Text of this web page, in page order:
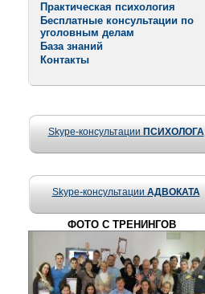
Практическая психология
Бесплатные консультации по
уголовным делам
База знаний
Контакты
Skype-консультации ПСИХОЛОГА
Skype-консультации АДВОКАТА
ФОТО С ТРЕНИНГОВ